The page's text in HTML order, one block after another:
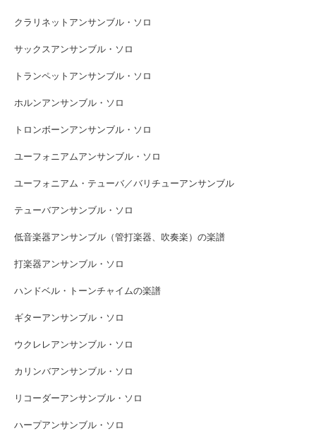
クラリネットアンサンブル・ソロ
サックスアンサンブル・ソロ
トランペットアンサンブル・ソロ
ホルンアンサンブル・ソロ
トロンボーンアンサンブル・ソロ
ユーフォニアムアンサンブル・ソロ
ユーフォニアム・テューバ／バリチューアンサンブル
テューバアンサンブル・ソロ
低音楽器アンサンブル（管打楽器、吹奏楽）の楽譜
打楽器アンサンブル・ソロ
ハンドベル・トーンチャイムの楽譜
ギターアンサンブル・ソロ
ウクレレアンサンブル・ソロ
カリンバアンサンブル・ソロ
リコーダーアンサンブル・ソロ
ハープアンサンブル・ソロ